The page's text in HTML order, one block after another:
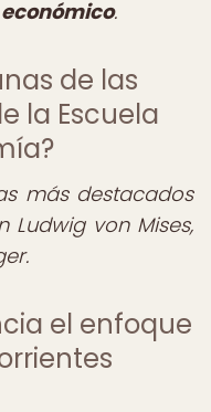
.
de las
la Escuela
más destacados
Ludwig von Mises,
el enfoque